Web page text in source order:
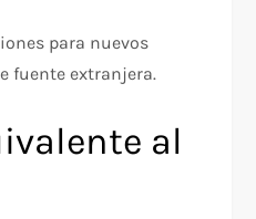
para nuevos
fuente extranjera.
al